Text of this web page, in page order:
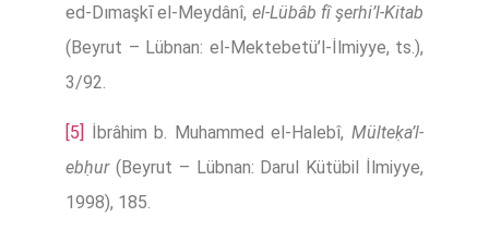
ed-Dımaşkī el-Meydânî, el-Lübâb fî şerhi’l-Kitab
(Beyrut – Lübnan: el-Mektebetü’l-İlmiyye, ts.),
3/92.
[5] İbrâhim b. Muhammed el-Halebî, Mülteḳa’l-
ebḥur(Beyrut – Lübnan: Darul Kütübil İlmiyye,
1998), 185.